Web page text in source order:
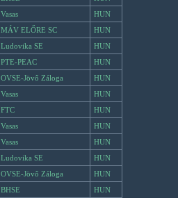
Vasas
HUN
MÁV ELŐRE SC
HUN
Ludovika SE
HUN
PTE-PEAC
HUN
OVSE-Jövő Záloga
HUN
Vasas
HUN
FTC
HUN
Vasas
HUN
Vasas
HUN
Ludovika SE
HUN
OVSE-Jövő Záloga
HUN
BHSE
HUN